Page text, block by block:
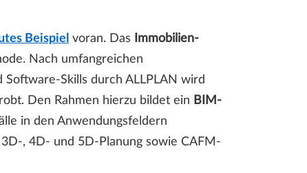
Beispiel voran. Das
Immobilien-
Nach umfangreichen
Software-Skills durch ALLPLAN wird
Den Rahmen hierzu bildet ein BIM-
in den Anwendungsfeldern
, 4D- und 5D-Planung sowie CAFM-